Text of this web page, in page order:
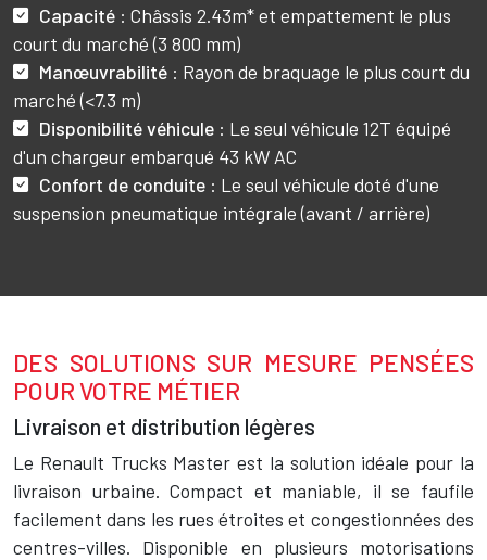
Capacité : Châssis 2.43m* et empattement le plus
court du marché (3 800 mm)
Manœuvrabilité : Rayon de braquage le plus court du
marché (<7.3 m)
Disponibilité véhicule : Le seul véhicule 12T équipé
d'un chargeur embarqué 43 kW AC
Confort de conduite : Le seul véhicule doté d'une
suspension pneumatique intégrale (avant / arrière)
Texte
DES SOLUTIONS SUR MESURE PENSÉES
POUR VOTRE MÉTIER
Livraison et distribution légères
Le Renault Trucks Master est la solution idéale pour la
livraison urbaine. Compact et maniable, il se faufile
facilement dans les rues étroites et congestionnées des
centres-villes. Disponible en plusieurs motorisations